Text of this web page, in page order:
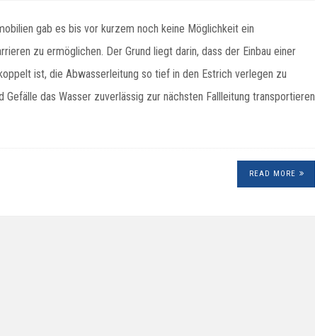
gab es bis vor kurzem noch keine Möglichkeit ein
zu ermöglichen. Der Grund liegt darin, dass der Einbau einer
ist, die Abwasserleitung so tief in den Estrich verlegen zu
Gefälle das Wasser zuverlässig zur nächsten Fallleitung transportieren
READ MORE